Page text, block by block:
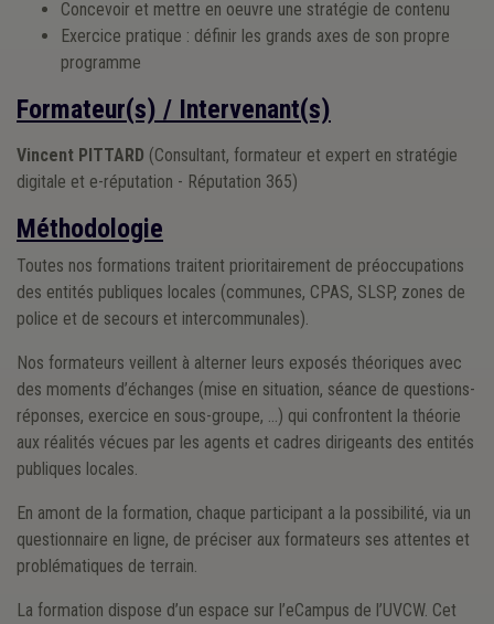
Concevoir et mettre en oeuvre une stratégie de contenu
Exercice pratique : définir les grands axes de son propre
programme
Formateur(s) / Intervenant(s)
Vincent PITTARD (Consultant, formateur et expert en stratégie
digitale et e-réputation - Réputation 365)
Méthodologie
Toutes nos formations traitent prioritairement de préoccupations
des entités publiques locales (communes, CPAS, SLSP, zones de
police et de secours et intercommunales).
Nos formateurs veillent à alterner leurs exposés théoriques avec
des moments d’échanges (mise en situation, séance de questions-
réponses, exercice en sous-groupe, …) qui confrontent la théorie
aux réalités vécues par les agents et cadres dirigeants des entités
publiques locales.
En amont de la formation, chaque participant a la possibilité, via un
questionnaire en ligne, de préciser aux formateurs ses attentes et
problématiques de terrain.
La formation dispose d’un espace sur l’eCampus de l’UVCW. Cet